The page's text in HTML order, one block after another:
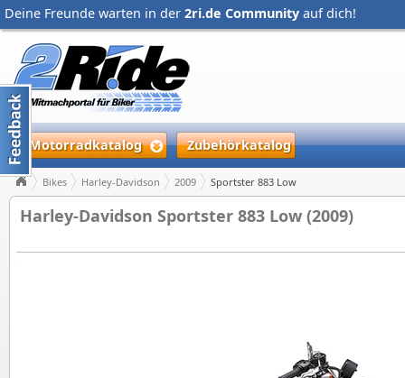
Deine Freunde warten in der 2ri.de Community auf dich!
Motorradkatalog Zubehörkatalog
Bikes Harley-Davidson 2009 Sportster 883 Low
Harley-Davidson Sportster 883 Low (2009)